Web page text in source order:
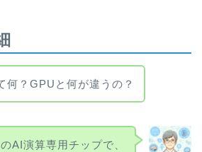
何？GPUと何が違うの？
AI演算専用チップで、